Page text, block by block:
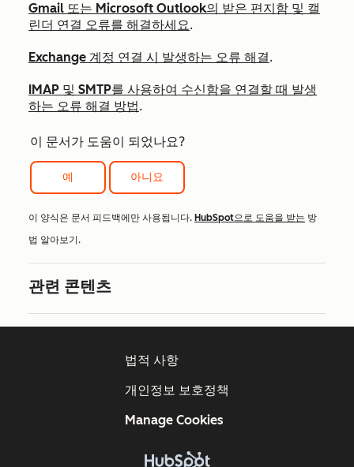
Gmail 또는 Microsoft Outlook의 받은 편지함 및 캘
린더 연결 오류를 해결하세요.
Exchange 계정 연결 시 발생하는 오류 해결.
IMAP 및 SMTP를 사용하여 수신함을 연결할 때 발생
하는 오류 해결 방법.
이 문서가 도움이 되었나요?
예 아니요
이 양식은 문서 피드백에만 사용됩니다. HubSpot으로 도움을 받는 방
법 알아보기.
관련 콘텐츠
법적 사항
개인정보 보호정책
Manage Cookies